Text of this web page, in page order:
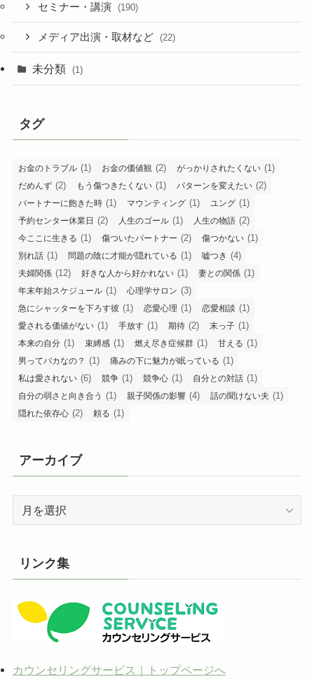
セミナー・講演 (190)
メディア出演・取材など (22)
未分類 (1)
タグ
お金のトラブル (1) お金の価値観 (2) がっかりされたくない (1)
だめんず (2) もう傷つきたくない (1) パターンを変えたい (2)
パートナーに飽きた時 (1) マウンティング (1) ユング (1)
予約センター休業日 (2) 人生のゴール (1) 人生の物語 (2)
今ここに生きる (1) 傷ついたパートナー (2) 傷つかない (1)
別れ話 (1) 問題の陰に才能が隠れている (1) 嘘つき (4)
夫婦関係 (12) 好きな人から好かれない (1) 妻との関係 (1)
年末年始スケジュール (1) 心理学サロン (3)
急にシャッターを下ろす彼 (1) 恋愛心理 (1) 恋愛相談 (1)
愛される価値がない (1) 手放す (1) 期待 (2) 末っ子 (1)
本来の自分 (1) 束縛感 (1) 燃え尽き症候群 (1) 甘える (1)
男ってバカなの？ (1) 痛みの下に魅力が眠っている (1)
私は愛されない (6) 競争 (1) 競争心 (1) 自分との対話 (1)
自分の弱さと向き合う (1) 親子関係の影響 (4) 話の聞けない夫 (1)
隠れた依存心 (2) 頼る (1)
アーカイブ
イ
リンク集
カウンセリングサービス｜トップページへ